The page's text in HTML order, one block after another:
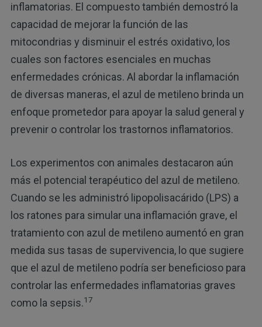
inflamatorias. El compuesto también demostró la
capacidad de mejorar la función de las
mitocondrias y disminuir el estrés oxidativo, los
cuales son factores esenciales en muchas
enfermedades crónicas. Al abordar la inflamación
de diversas maneras, el azul de metileno brinda un
enfoque prometedor para apoyar la salud general y
prevenir o controlar los trastornos inflamatorios.
Los experimentos con animales destacaron aún
más el potencial terapéutico del azul de metileno.
Cuando se les administró lipopolisacárido (LPS) a
los ratones para simular una inflamación grave, el
tratamiento con azul de metileno aumentó en gran
medida sus tasas de supervivencia, lo que sugiere
que el azul de metileno podría ser beneficioso para
controlar las enfermedades inflamatorias graves
como la sepsis.17